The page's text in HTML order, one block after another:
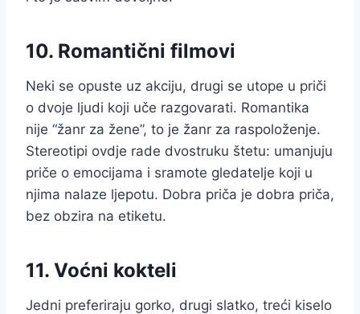
10. Romantični filmovi
Neki se opuste uz akciju, drugi se utope u priči
o dvoje ljudi koji uče razgovarati. Romantika
nije “žanr za žene”, to je žanr za raspoloženje.
Stereotipi ovdje rade dvostruku štetu: umanjuju
priče o emocijama i sramote gledatelje koji u
njima nalaze ljepotu. Dobra priča je dobra priča,
bez obzira na etiketu.
11. Voćni kokteli
Jedni preferiraju gorko, drugi slatko, treći kiselo